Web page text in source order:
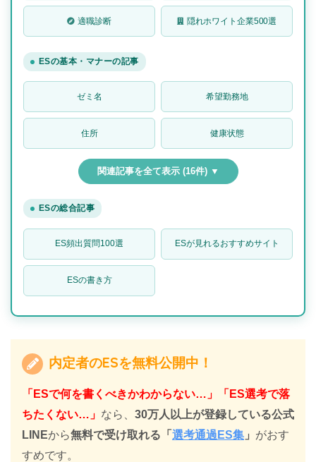
適職診断 隠れホワイト企業500選
ESの基本・マナーの記事
ゼミ名 希望勤務地
住所 健康状態
関連記事を全て表示 (16件) ▼
ESの総合記事
ES頻出質問100選 ESが見れるおすすめサイト
ESの書き方
内定者のESを無料公開中！
「ESで何を書くべきかわからない…」「ES選考で落
ちたくない…」 なら、 30万人以上が登録している公式
LINEから無料で受け取れる 「 選考通過ES集 」 がおす
すめです。